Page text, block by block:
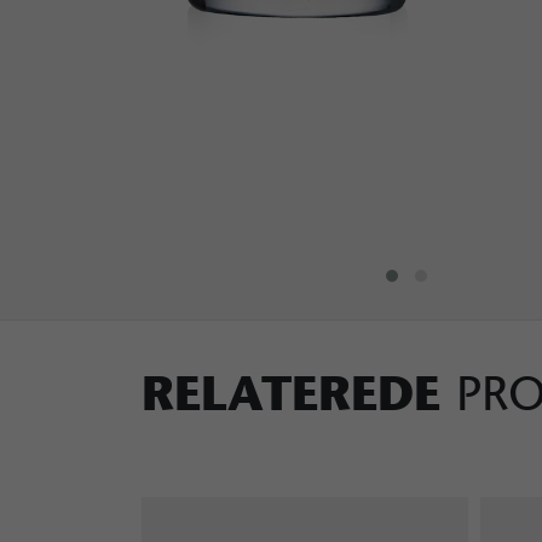
RELATEREDE